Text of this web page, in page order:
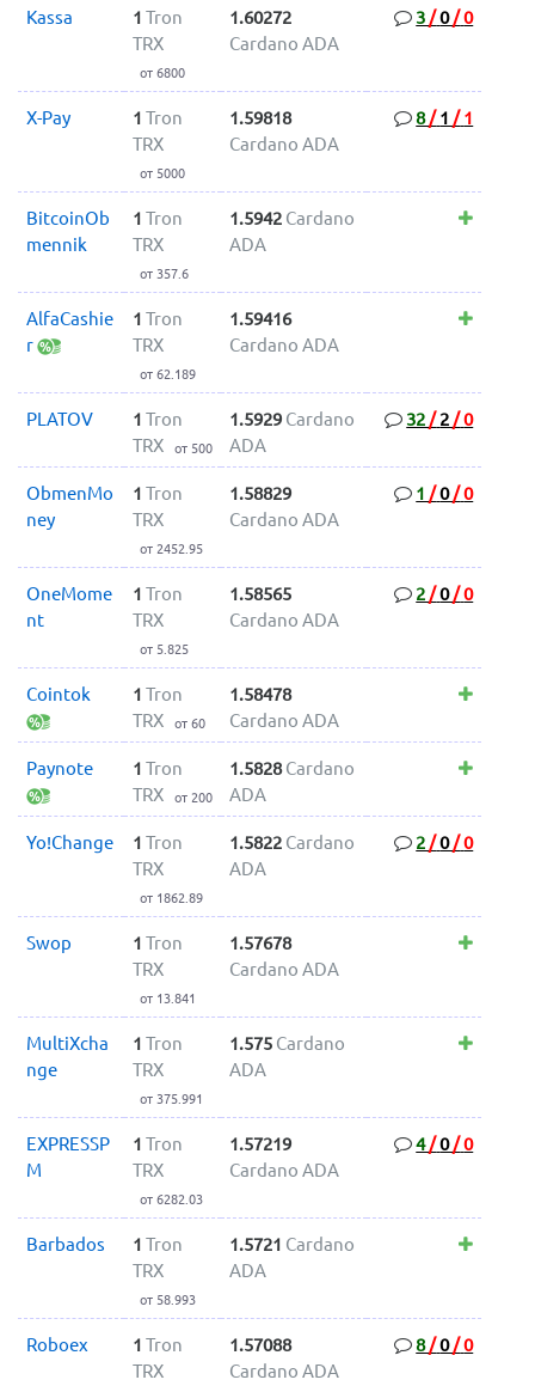
Kassa 1 Tron
TRX
от 6800
1.60272
Cardano ADA
3 /0/0
X-Pay 1 Tron
TRX
от 5000
1.59818
Cardano ADA
8/ 1 / 1
BitcoinOb
mennik
1 Tron
TRX
от 357.6
1.5942 Cardano
ADA
AlfaCashie
r
1 Tron
TRX
от 62.189
1.59416
Cardano ADA
PLATOV 1 Tron
TRX
от 500
1.5929 Cardano
ADA
32 / 2 /0
ObmenMo
ney
1 Tron
TRX
от 2452.95
1.58829
Cardano ADA
1 /0/0
OneMome
nt
1 Tron
TRX
от 5.825
1.58565
Cardano ADA
2 /0/0
Cointok 1 Tron
TRX
от 60
1.58478
Cardano ADA
Paynote 1 Tron
TRX
от 200
1.5828 Cardano
ADA
Yo!Change 1 Tron
TRX
от 1862.89
1.5822 Cardano
ADA
2 /0/0
Swop 1 Tron
TRX
от 13.841
1.57678
Cardano ADA
MultiXcha
nge
1 Tron
TRX
от 375.991
1.575 Cardano
ADA
EXPRESSP
M
1 Tron
TRX
от 6282.03
1.57219
Cardano ADA
4/0/0
Barbados 1 Tron
TRX
от 58.993
1.5721 Cardano
ADA
Roboex 1 Tron
TRX
1.57088
Cardano ADA
8/0/0